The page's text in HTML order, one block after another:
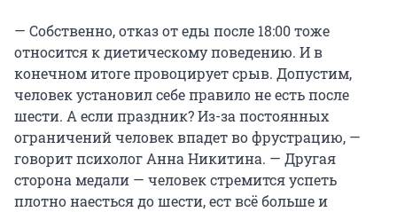
— Собственно, отказ от еды после 18:00 тоже
относится к диетическому поведению. И в
конечном итоге провоцирует срыв. Допустим,
человек установил себе правило не есть после
шести. А если праздник? Из-за постоянных
ограничений человек впадет во фрустрацию, —
говорит психолог Анна Никитина. — Другая
сторона медали — человек стремится успеть
плотно наесться до шести, ест всё больше и